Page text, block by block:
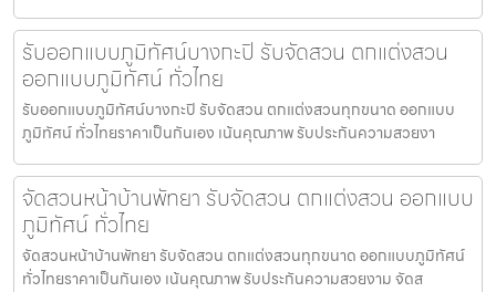
รับออกแบบภูมิทัศน์บางกะปิ รับจัดสวน ตกแต่งสวน
ออกแบบภูมิทัศน์ ทั่วไทย
รับออกแบบภูมิทัศน์บางกะปิ รับจัดสวน ตกแต่งสวนทุกขนาด ออกแบบ
ภูมิทัศน์ ทั่วไทยราคาเป็นกันเอง เน้นคุณภาพ รับประกันความสวยงา
จัดสวนหน้าบ้านพัทยา รับจัดสวน ตกแต่งสวน ออกแบบ
ภูมิทัศน์ ทั่วไทย
จัดสวนหน้าบ้านพัทยา รับจัดสวน ตกแต่งสวนทุกขนาด ออกแบบภูมิทัศน์
ทั่วไทยราคาเป็นกันเอง เน้นคุณภาพ รับประกันความสวยงาม จัดส